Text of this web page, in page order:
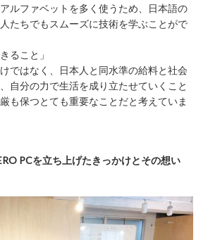
ルファベットを多く使うため、日本語の
たちでもスムーズに技術を学ぶことがで
ること」
ではなく、日本人と同水準の給料と社会
自分の力で生活を成り立たせていくこと
も保つとても重要なことだと考えていま
PCを立ち上げたきっかけとその想い